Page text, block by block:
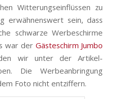
Witterungseinflüssen zu
erwähnenswert sein, dass
schwarze Werbeschirme
war der Gästeschirm Jumbo
wir unter der Artikel-
Die Werbeanbringung
Foto nicht entziffern.